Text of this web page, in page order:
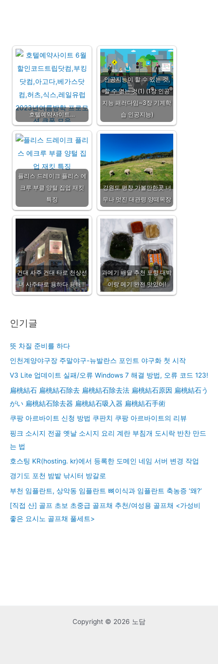
호텔예약사이트…
인공지능이 할 수 있는 것,
할 수 없는 것(1) (1장 인공
지능 패러다임~3장 기계학
습 인공지능)
플리스 드레이크 플리스 에
크루 부클 양털 집업 재킷
특징
강원도 평창 가볼만한곳 너
무나 멋진 대관령 양떼목장
건대 사주 건대 타로 천상선
녀 사주타로 용하다 용해!!!
과메기 배달 추천 포항 대박
이랑 메기 완전 맛있어!
인기글
뜻 차질 준비를 하다
인천계양야구장 주말야구-뉴발란스 포인트 야구화 첫 시작
V3 Lite 업데이트 실패/오류 Windows 7 해결 방법, 오류 코드 123!
扁桃結石 扁桃結石除去 扁桃結石除去法 扁桃結石原因 扁桃結石う
がい 扁桃結石除去器 扁桃結石吸入器 扁桃結石手術
쿠팡 아르바이트 신청 방법 쿠판치 쿠팡 아르바이트의 리뷰
핑크 소시지 전골 옛날 소시지 요리 계란 부침개 도시락 반찬 만드
는 법
호스팅 KR(hosting. kr)에서 등록한 도메인 네임 서버 변경 작업
경기도 포천 밤밭 낚시터 방갈로
부천 임플란트, 상악동 임플란트 뼈이식과 임플란트 축농증 ‘왜?’
[직접 산] 골프 초보 초중급 골프채 추천/여성용 골프채 <가성비
좋은 요시노 골프채 풀세트>
Copyright © 2026 노담